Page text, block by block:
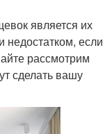
является их
недостатком, если
рассмотрим
сделать вашу